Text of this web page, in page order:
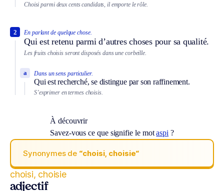
Choisi parmi deux cents candidats, il emporte le rôle.
En parlant de quelque chose.
Qui est retenu parmi d’autres choses pour sa qualité.
2
Les fruits choisis seront disposés dans une corbeille.
Dans un sens particulier.
Qui est recherché, se distingue par son raffinement.
a
S’exprimer en termes choisis.
À découvrir
Savez-vous ce que signifie le motaspi ?
Synonymes de “choisi, choisie“
choisi, choisie
adjectif